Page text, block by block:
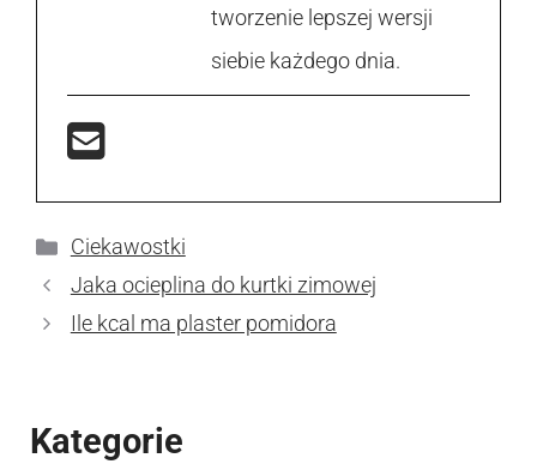
tworzenie lepszej wersji
siebie każdego dnia.
Kategorie
Ciekawostki
Jaka ocieplina do kurtki zimowej
Ile kcal ma plaster pomidora
Kategorie